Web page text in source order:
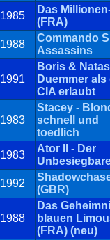
1985
Das
(FRA)
1988
Commando
Assassins
1991
Boris &
Duemmer als
CIA erlaubt
1983
Stacey -
schnell und
toedlich
1983
Ator II - Der
1992
(GBR)
1988
Das
blauen
(FRA) (neu)